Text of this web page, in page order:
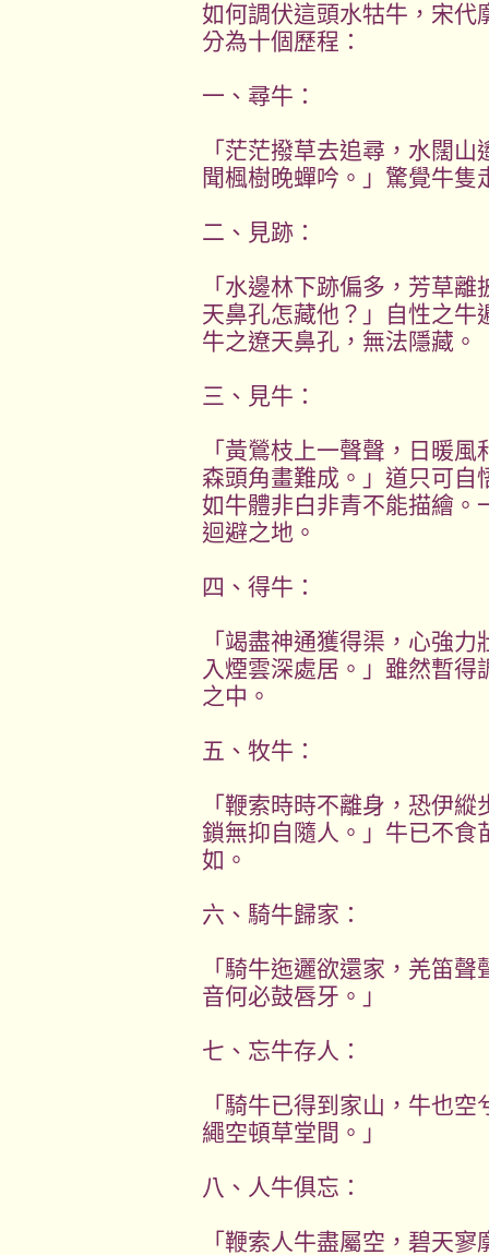
如何調伏這頭水牯牛，宋代
分為十個歷程：
一、尋牛：
「茫茫撥草去追尋，水闊
聞楓樹晚蟬吟。」驚覺牛隻
二、見跡：
「水邊林下跡偏多，芳草
天鼻孔怎藏他？」自性之牛
牛之遼天鼻孔，無法隱藏。
三、見牛：
「黃鶯枝上一聲聲，日暖
森頭角畫難成。」道只可自
如牛體非白非青不能描繪。
迴避之地。
四、得牛：
「竭盡神通獲得渠，心強
入煙雲深處居。」雖然暫
之中。
五、牧牛：
「鞭索時時不離身，恐伊
鎖無抑自隨人。」牛已不食
如。
六、騎牛歸家：
「騎牛迤邐欲還家，羌笛
音何必鼓唇牙。」
七、忘牛存人：
「騎牛已得到家山，牛也
繩空頓草堂間。」
八、人牛俱忘：
「鞭索人牛盡屬空，碧天